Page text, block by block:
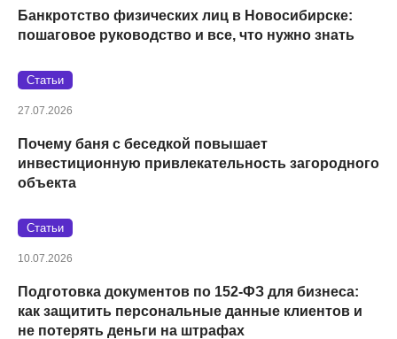
Банкротство физических лиц в Новосибирске:
пошаговое руководство и все, что нужно знать
Статьи
27.07.2026
Почему баня с беседкой повышает
инвестиционную привлекательность загородного
объекта
Статьи
10.07.2026
Подготовка документов по 152‑ФЗ для бизнеса:
как защитить персональные данные клиентов и
не потерять деньги на штрафах